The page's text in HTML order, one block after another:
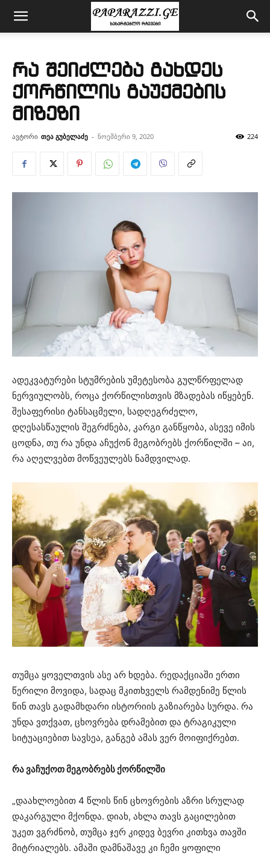
რა შეიძლება გახდეს
ქორწილის გაუქმების
მიზეზი
ავტორი თეა გუბელაძე - ნოემბერი 9, 2020 224
ადეკვატურები სტუმრების უმეტესობა გულწრფელად
ნერვიულობს, როცა ქორწილისთვის მზადებას იწყებენ.
შესაფერისი ტანსაცმელი, სადღეგრძელო,
დღესასწაულის შეგრძნება, კარგი განწყობა, ასევე იმის
ცოდნა, თუ რა უნდა აჩუქონ მეგობრებს ქორწილში – აი,
რა აღელვებთ მოწვეულებს ნამდვილად.
თუმცა ყოველთვის ასე არ ხდება. რედაქციაში ერთი
წერილი მოვიდა, სადაც მკითხველს რამდენიმე წლის
წინ თავს გადამხდარი ისტორიის გაზიარება სურდა. რა
უნდა ვთქვათ, ცხოვრება დრამებით და ტრაგიკული
სიტუაციებით სავსეა, განგებ ამას ვერ მოიფიქრებთ.
რა ვაჩუქოთ მეგობრებს ქორწილში
„დაახლოებით 4 წლის წინ ცხოვრების აზრი სრულად
დაკარგული მქონდა. დიახ, ახლა თავს გაცილებით
უკეთ ვგრძნობ, თუმცა ჯერ კიდევ ბევრი კითხვა თავში
მიტრიალებს. ამაში დამნაშავე კი ჩემი ყოფილი